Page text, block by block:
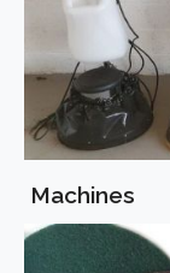
Machines